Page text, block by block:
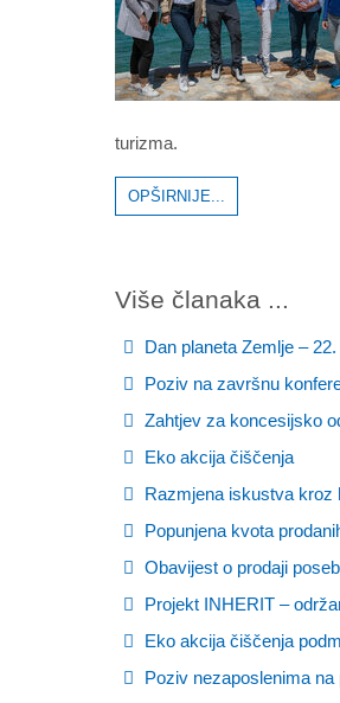
turizma.
OPŠIRNIJE...
Više članaka ...
Dan planeta Zemlje –
Poziv na završnu
Zahtjev za koncesijsko
Eko akcija čiščenja
Razmjena iskustva kroz
Popunjena kvota
Obavijest o prodaji
Projekt INHERIT –
Eko akcija čiščenja
Poziv nezaposlenima na